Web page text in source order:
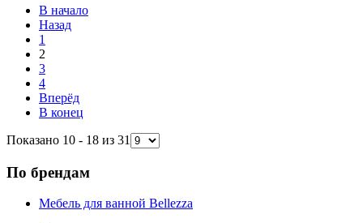
В начало
Назад
1
2
3
4
Вперёд
В конец
Показано 10 - 18 из 31
По брендам
Мебель для ванной Bellezza